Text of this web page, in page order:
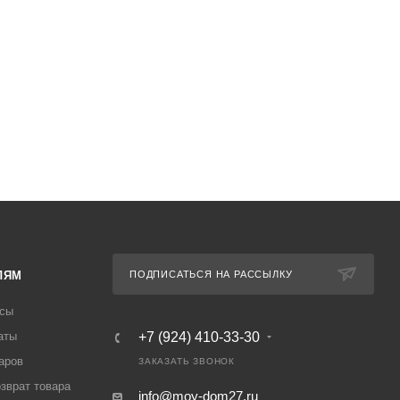
товара
ПОДПИСАТЬСЯ НА РАССЫЛКУ
+7 (924) 410-33-30
ЗАКАЗАТЬ ЗВОНОК
info@moy-dom27.ru